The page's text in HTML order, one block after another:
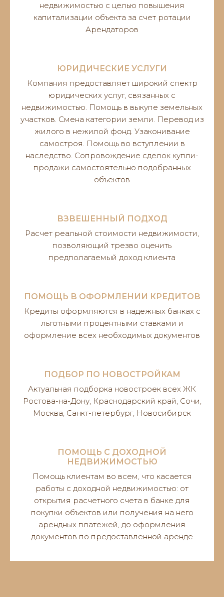
недвижимостью с целью повышения
капитализации объекта за счет ротации
Арендаторов
ЮРИДИЧЕСКИЕ УСЛУГИ
Компания предоставляет широкий спектр
юридических услуг, связанных с
недвижимостью. Помощь в выкупе земельных
участков. Смена категории земли. Перевод из
жилого в нежилой фонд. Узаконивание
самостроя. Помощь во вступлении в
наследство. Сопровождение сделок купли-
продажи самостоятельно подобранных
объектов
ВЗВЕШЕННЫЙ ПОДХОД
Расчет реальной стоимости недвижимости,
позволяющий трезво оценить
предполагаемый доход клиента
ПОМОЩЬ В ОФОРМЛЕНИИ КРЕДИТОВ
Кредиты оформляются в надежных банках с
льготными процентными ставками и
оформление всех необходимых документов
ПОДБОР ПО НОВОСТРОЙКАМ
Актуальная подборка новостроек всех ЖК
Ростова-на-Дону, Краснодарский край, Сочи,
Москва, Санкт-петербург, Новосибирск
ПОМОЩЬ С ДОХОДНОЙ
НЕДВИЖИМОСТЬЮ
Помощь клиентам во всем, что касается
работы с доходной недвижимостью: от
открытия расчетного счета в банке для
покупки объектов или получения на него
арендных платежей, до оформления
документов по предоставленной аренде